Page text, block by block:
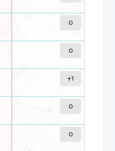
0
0
+1
0
0